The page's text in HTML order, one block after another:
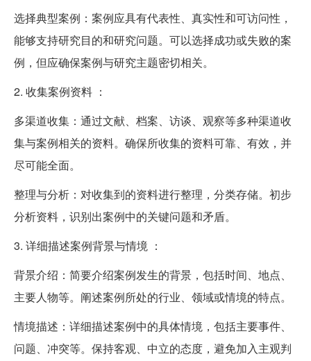
选择典型案例：案例应具有代表性、真实性和可访问性，
能够支持研究目的和研究问题。可以选择成功或失败的案
例，但应确保案例与研究主题密切相关。
2. 收集案例资料 ：
多渠道收集：通过文献、档案、访谈、观察等多种渠道收
集与案例相关的资料。确保所收集的资料可靠、有效，并
尽可能全面。
整理与分析：对收集到的资料进行整理，分类存储。初步
分析资料，识别出案例中的关键问题和矛盾。
3. 详细描述案例背景与情境 ：
背景介绍：简要介绍案例发生的背景，包括时间、地点、
主要人物等。阐述案例所处的行业、领域或情境的特点。
情境描述：详细描述案例中的具体情境，包括主要事件、
问题、冲突等。保持客观、中立的态度，避免加入主观判